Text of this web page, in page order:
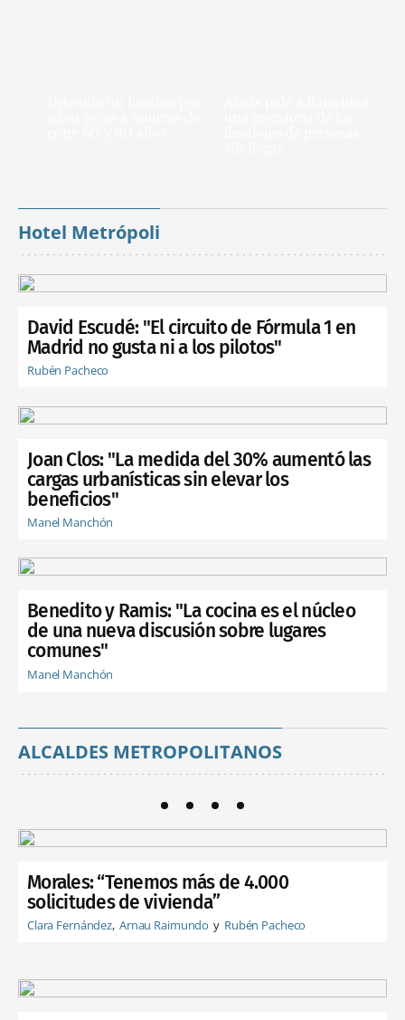
Hotel Metrópoli
David Escudé: "El circuito de Fórmula 1 en
Madrid no gusta ni a los pilotos"
Rubén Pacheco
Joan Clos: "La medida del 30% aumentó las
cargas urbanísticas sin elevar los
beneficios"
Manel Manchón
Benedito y Ramis: "La cocina es el núcleo
de una nueva discusión sobre lugares
comunes"
Manel Manchón
ALCALDES METROPOLITANOS
Morales: “Tenemos más de 4.000
solicitudes de vivienda”
Clara Fernández Arnau Raimundo Rubén Pacheco